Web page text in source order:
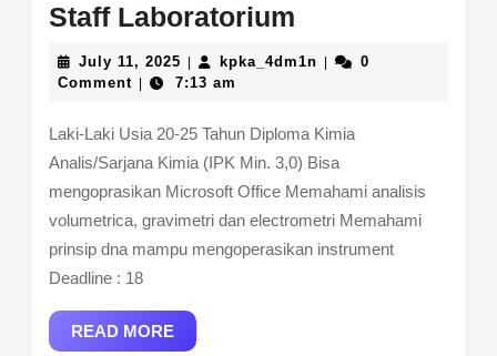
Staff Laboratorium
Laboratorium
July 11, 2025 July
11,
kpka_4dm1nkpka_4dm1n
0
Comment
7:13 am
Laki-Laki Usia 20-25 Tahun Diploma Kimia
Analis/Sarjana Kimia (IPK Min. 3,0) Bisa
mengoprasikan Microsoft Office Memahami analisis
volumetrica, gravimetri dan electrometri Memahami
prinsip dna mampu mengoperasikan instrument
Deadline : 18
READ MOREREAD